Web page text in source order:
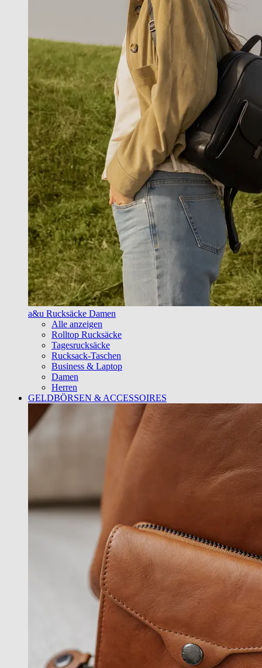
a&u Rucksäcke Damen
Alle anzeigen
Rolltop Rucksäcke
Tagesrucksäcke
Rucksack-Taschen
Business & Laptop
Damen
Herren
GELDBÖRSEN & ACCESSOIRES